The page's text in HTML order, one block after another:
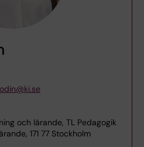
och lärande, TL Pedagogik
171 77 Stockholm